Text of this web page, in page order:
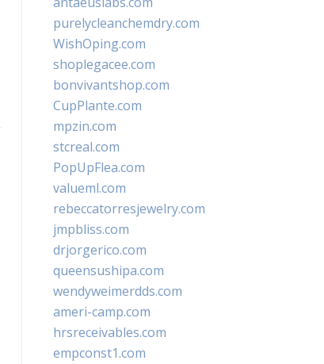
purelycleanchemdry.com
WishOping.com
shoplegacee.com
bonvivantshop.com
CupPlante.com
mpzin.com
stcreal.com
PopUpFlea.com
valueml.com
rebeccatorresjewelry.com
jmpbliss.com
drjorgerico.com
queensushipa.com
wendyweimerdds.com
ameri-camp.com
hrsreceivables.com
empconst1.com